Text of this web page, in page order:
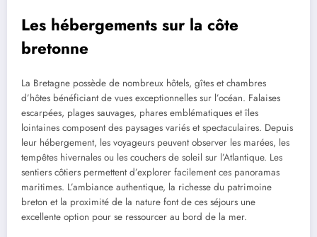
Les hébergements sur la côte
bretonne
La Bretagne possède de nombreux hôtels, gîtes et chambres
d’hôtes bénéficiant de vues exceptionnelles sur l’océan. Falaises
escarpées, plages sauvages, phares emblématiques et îles
lointaines composent des paysages variés et spectaculaires. Depuis
leur hébergement, les voyageurs peuvent observer les marées, les
tempêtes hivernales ou les couchers de soleil sur l’Atlantique. Les
sentiers côtiers permettent d’explorer facilement ces panoramas
maritimes. L’ambiance authentique, la richesse du patrimoine
breton et la proximité de la nature font de ces séjours une
excellente option pour se ressourcer au bord de la mer.